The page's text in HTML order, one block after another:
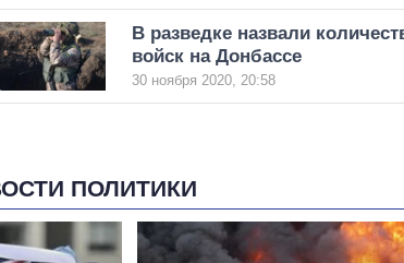
В разведке назвали
войск на Донбассе
30 ноября 2020, 20:58
ПОЛИТИКИ